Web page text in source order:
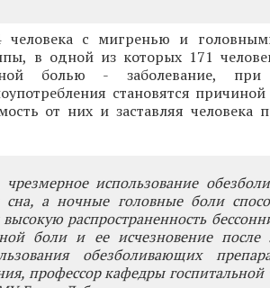
человека с мигренью и
в одной из которых 171
болью - заболевание,
становятся
от них и заставляя человека
использование
а ночные головные боли
распространенность
боли и ее исчезновение после
обезболивающих
профессор кафедры